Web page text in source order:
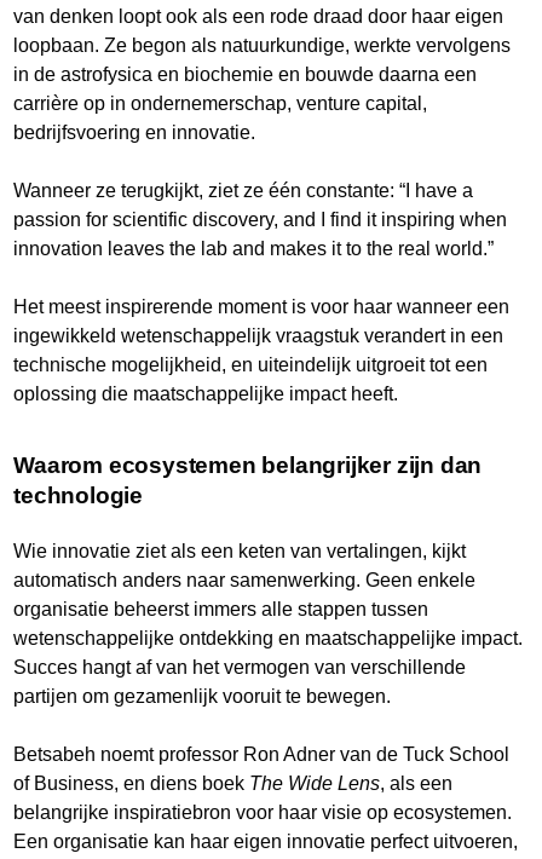
van denken loopt ook als een rode draad door haar eigen
loopbaan. Ze begon als natuurkundige, werkte vervolgens
in de astrofysica en biochemie en bouwde daarna een
carrière op in ondernemerschap, venture capital,
bedrijfsvoering en innovatie.
Wanneer ze terugkijkt, ziet ze één constante: “I have a
passion for scientific discovery, and I find it inspiring when
innovation leaves the lab and makes it to the real world.”
Het meest inspirerende moment is voor haar wanneer een
ingewikkeld wetenschappelijk vraagstuk verandert in een
technische mogelijkheid, en uiteindelijk uitgroeit tot een
oplossing die maatschappelijke impact heeft.
Waarom ecosystemen belangrijker zijn dan
technologie
Wie innovatie ziet als een keten van vertalingen, kijkt
automatisch anders naar samenwerking. Geen enkele
organisatie beheerst immers alle stappen tussen
wetenschappelijke ontdekking en maatschappelijke impact.
Succes hangt af van het vermogen van verschillende
partijen om gezamenlijk vooruit te bewegen.
Betsabeh noemt professor Ron Adner van de Tuck School
of Business, en diens boek The Wide Lens, als een
belangrijke inspiratiebron voor haar visie op ecosystemen.
Een organisatie kan haar eigen innovatie perfect uitvoeren,